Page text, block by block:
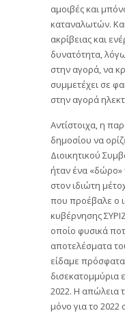
αμοιβές και
καταναλωτών.
ακρίβειας και
δυνατότητα,
στην αγορά, να
συμμετέχει σε
στην αγορά
Αντίστοιχα, η
δημοσίου να
Διοικητικού
ήταν ένα «δώρο»
στον ιδιώτη
που προέβαλε ο
κυβέρνησης
οποίο φυσικά
αποτελέσματα
είδαμε
δισεκατομμύρια
2022. Η απώλεια
μόνο για το